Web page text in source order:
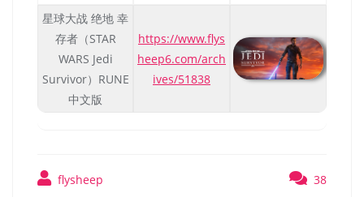
星球大战 绝地 幸
存者（STAR
WARS Jedi
Survivor）RUNE
中文版
https://www.flys
heep6.com/arch
ives/51838
flysheep 38